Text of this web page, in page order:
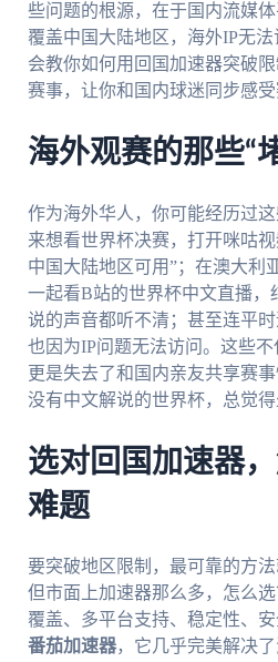
些问题的根源，在于国内流媒
覆盖中国大陆地区，海外IP无
会教你如何用回国加速器突破
赛事，让你和国内球迷同步感受
海外观赛的那些“
作为海外华人，你可能经历过
来想看世界杯决赛，打开咪咕
中国大陆地区可用”；在澳大利
一起看B站的世界杯中文直播，
说的声音都听不清；甚至连平
也因为IP问题无法访问。这些不
更是失去了和国内亲友共享赛
没有中文解说的世界杯，总觉得
选对回国加速器
难题
要突破地区限制，最可靠的方法
但市面上加速器那么多，怎么
覆盖、多平台支持、稳定性、
番茄加速器，它几乎完美解决了